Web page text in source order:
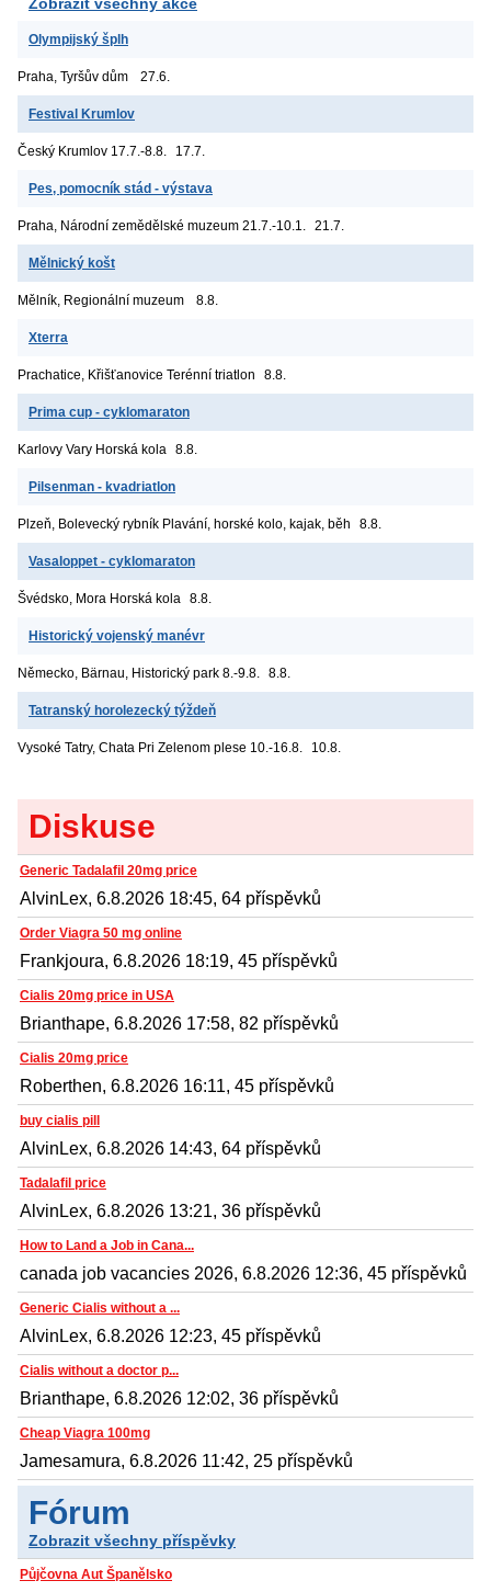
Olympijský šplh
Praha, Tyršův dům 27.6.
Festival Krumlov
Český Krumlov 17.7.-8.8. 17.7.
Pes, pomocník stád - výstava
Praha, Národní zemědělské muzeum 21.7.-10.1. 21.7.
Mělnický košt
Mělník, Regionální muzeum 8.8.
Xterra
Prachatice, Křišťanovice Terénní triatlon 8.8.
Prima cup - cyklomaraton
Karlovy Vary Horská kola 8.8.
Pilsenman - kvadriatlon
Plzeň, Bolevecký rybník Plavání, horské kolo, kajak, běh 8.8.
Vasaloppet - cyklomaraton
Švédsko, Mora Horská kola 8.8.
Historický vojenský manévr
Německo, Bärnau, Historický park 8.-9.8. 8.8.
Tatranský horolezecký týždeň
Vysoké Tatry, Chata Pri Zelenom plese 10.-16.8. 10.8.
Diskuse
Generic Tadalafil 20mg price
AlvinLex, 6.8.2026 18:45, 64 příspěvků
Order Viagra 50 mg online
Frankjoura, 6.8.2026 18:19, 45 příspěvků
Cialis 20mg price in USA
Brianthape, 6.8.2026 17:58, 82 příspěvků
Cialis 20mg price
Roberthen, 6.8.2026 16:11, 45 příspěvků
buy cialis pill
AlvinLex, 6.8.2026 14:43, 64 příspěvků
Tadalafil price
AlvinLex, 6.8.2026 13:21, 36 příspěvků
How to Land a Job in Cana...
canada job vacancies 2026, 6.8.2026 12:36, 45 příspěvků
Generic Cialis without a ...
AlvinLex, 6.8.2026 12:23, 45 příspěvků
Cialis without a doctor p...
Brianthape, 6.8.2026 12:02, 36 příspěvků
Cheap Viagra 100mg
Jamesamura, 6.8.2026 11:42, 25 příspěvků
Fórum
Zobrazit všechny příspěvky
Půjčovna Aut Španělsko